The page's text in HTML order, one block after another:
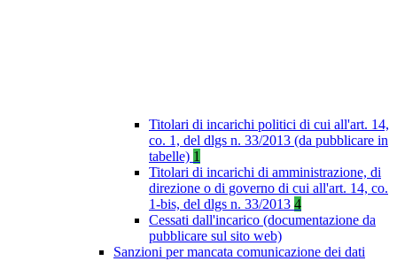
Titolari di incarichi politici di cui all'art. 14,
co. 1, del dlgs n. 33/2013 (da pubblicare in
tabelle) 1
Titolari di incarichi di amministrazione, di
direzione o di governo di cui all'art. 14, co.
1-bis, del dlgs n. 33/2013 4
Cessati dall'incarico (documentazione da
pubblicare sul sito web)
Sanzioni per mancata comunicazione dei dati